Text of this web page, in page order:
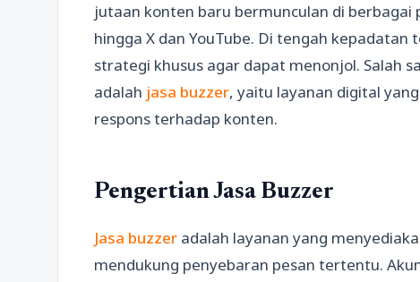
jutaan konten baru bermunculan di
hingga X dan YouTube. Di tengah
strategi khusus agar dapat menonjol. Salah
adalah jasa buzzer, yaitu layanan digital
respons terhadap konten.
Pengertian Jasa Buzzer
Jasa buzzer adalah layanan yang
mendukung penyebaran pesan tertentu.